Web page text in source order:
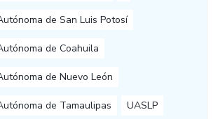
de San Luis Potosí
de Coahuila
de Nuevo León
de Tamaulipas UASLP